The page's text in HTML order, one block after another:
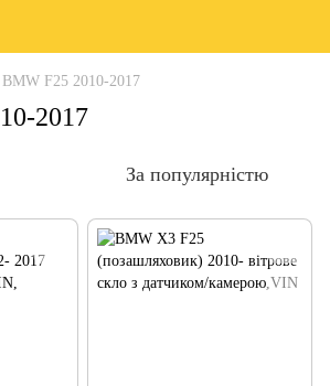
BMW F25 2010-2017
2017
За популярністю